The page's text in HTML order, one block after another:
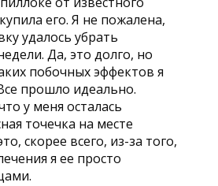
его. Я не пожалена,
удалось убрать
Да, это долго, но
побочных эффектов я
прошло идеально.
у меня осталась
точечка на месте
скорее всего, из-за того,
я ее просто